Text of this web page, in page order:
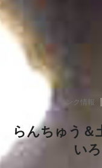
リンク情報
らんちゅう＆
い